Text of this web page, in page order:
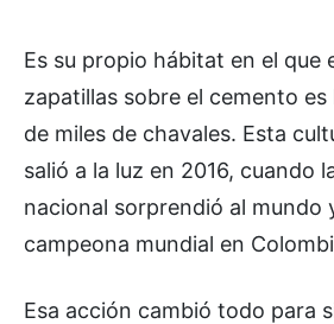
Es su propio hábitat en el que
zapatillas sobre el cemento
de miles de chavales. Esta
salió a la luz en 2016, cuando
nacional sorprendió al mundo
campeona mundial en
Esa acción cambió todo para